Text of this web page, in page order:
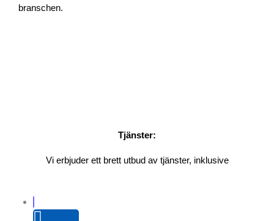
branschen.
Tjänster:
Vi erbjuder ett brett utbud av tjänster, inklusive